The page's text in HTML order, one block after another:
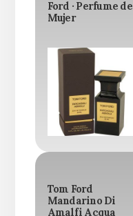
Ford · Perfume de
Mujer
Tom Ford
Mandarino Di
Amalfi Acqua